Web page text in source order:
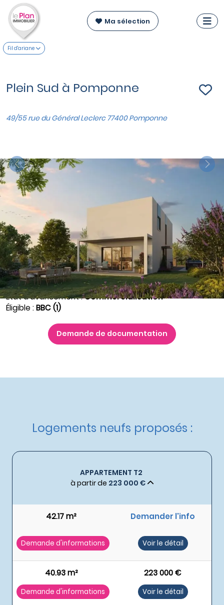
Ma sélection
Fil d'ariane
Plein Sud à Pomponne
49/55 rue du Général Leclerc 77400 Pomponne
Previous
Next
Appartements du T2 au T4
à partir de223 000 €
Nos autres appartements neufs
à PomponneMaisons
du T4 au T5
à partir de451 700 €
Nos autres maisons neuvesà Pomponne
Livraison :2ème trimestre 2028
Etat d'avancement :Commercialisation
Éligible :BBC (1)
Demande de documentation
Logements neufs proposés :
APPARTEMENT T2
à partir de 223 000 €
42.17 m² Demander l'info
Demande d'informations Voir le détail
40.93 m² 223 000 €
Demande d'informations Voir le détail